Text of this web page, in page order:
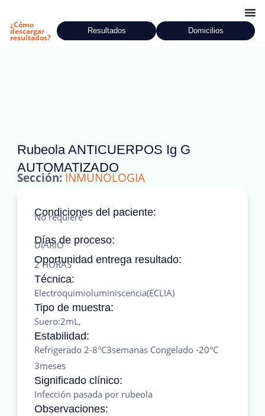
contenido
¿Cómo
descargar
resultados?
Resultados Domicilios
Rubeola ANTICUERPOS Ig G
AUTOMATIZADO
Sección: INMUNOLOGIA
Condiciones del paciente:
No requiere
Días de proceso:
DIARIO
Oportunidad entrega resultado:
2 HORAS
Técnica:
Electroquimioluminiscencia(ECLIA)
Tipo de muestra:
Suero:2mL,
Estabilidad:
Refrigerado 2-8°C3semanas Congelado -20°C
3meses
Significado clínico:
Infección pasada por rubeola
Observaciones: